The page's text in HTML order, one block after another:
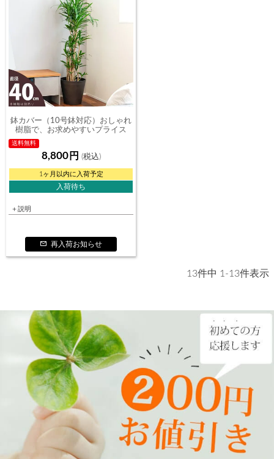
鉢カバー（10号鉢対応）おしゃれ
樹脂で、お求めやすいプライス
送料無料
8,800
1ヶ月以内に入荷予定
入荷待ち
＋説明
再入荷お知らせ
13件中 1-13件表示